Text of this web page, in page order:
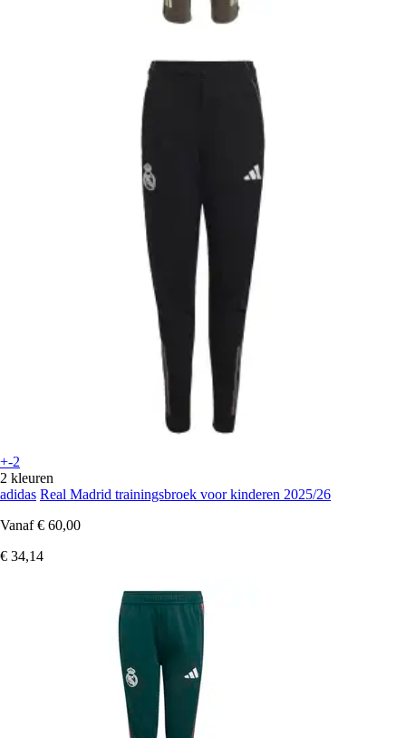
+-2
2 kleuren
adidas Real Madrid trainingsbroek voor kinderen 2025/26
Vanaf € 60,00
€ 34,14